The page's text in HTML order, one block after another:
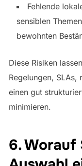
Fehlende
sensiblen
bewohnten
Diese Risiken
Regelungen,
einen gut
minimieren.
6. Worauf